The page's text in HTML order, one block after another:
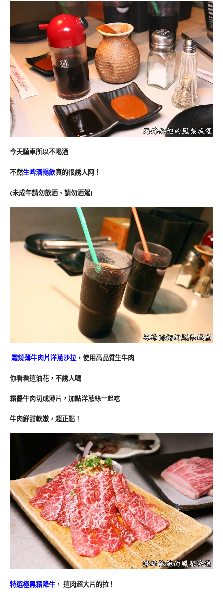
今天騎車所以不喝酒
不然生啤酒暢飲真的很誘人阿！
(未成年請勿飲酒、請勿酒駕)
霜燒薄牛肉片洋蔥沙拉 ，使用高品質生牛肉
你看看這油花，不誘人嗎
霜醬牛肉切成薄片，加點洋蔥絲一起吃
牛肉鮮甜軟嫩，超正點！
特選極黑霜降牛 ， 這肉超大片的拉！